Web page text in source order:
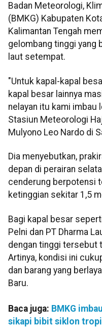
Badan Meteorologi,
(BMKG) Kabupaten
Kalimantan Tengah
gelombang tinggi yang
laut setempat.
"Untuk kapal-kapal
kapal besar lainnya
nelayan itu kami imbau
Stasiun Meteorologi
Mulyono Leo Nardo di
Dia menyebutkan,
depan di perairan
cenderung berpotensi
ketinggian sekitar 1,5
Bagi kapal besar
Pelni dan PT Dharma
dengan tinggi tersebut
Artinya, kondisi ini
dan barang yang
Baru.
Baca juga: BMKG
sikapi bibit siklon